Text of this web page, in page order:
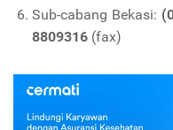
Sub-cabang Bekasi:
8809316(fax)